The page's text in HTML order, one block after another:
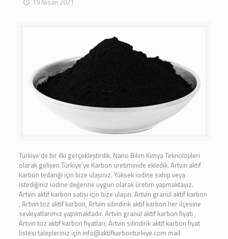
19 Nisan 2021
Türkiye’de bir ilki gerçekleştirdik. Nano Bilim Kimya Teknolojileri
olarak gelişen Türkiye’ye Karbon üretiminide ekledik. Artvin aktif
karbon tedariği için bize ulaşınız. Yüksek iodine sahip veya
istediğiniz iodine değerine uygun olarak üretim yapmaktayız.
Artvin aktif karbon satışı için bize ulaşın. Artvin granül aktif karbon
, Artvin toz aktif karbon, Artvin silindirik aktif karbon her ilçesine
sevkiyatlarımız yapılmaktadır. Artvin granül aktif karbon fiyatı ,
Artvin toz aktif karbon fiyatları, Artvin silindirik aktif karbon fiyat
listesi talepleriniz için info@aktifkarbonturkiye.com mail